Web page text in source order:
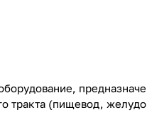
тракта (пищевод,